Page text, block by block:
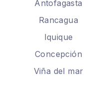
Antofagasta
Rancagua
Iquique
Concepción
Viña del mar